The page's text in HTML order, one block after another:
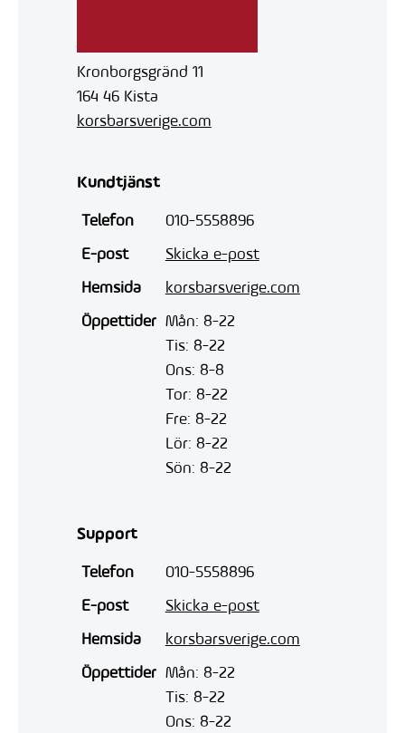
Kronborgsgränd 11
164 46 Kista
korsbarsverige.com
Kundtjänst
Telefon
010-5558896
E-post
Skicka e-post
Hemsida
korsbarsverige.com
Öppettider Mån: 8-22
Tis: 8-22
Ons: 8-8
Tor: 8-22
Fre: 8-22
Lör: 8-22
Sön: 8-22
Support
Telefon
010-5558896
E-post
Skicka e-post
Hemsida
korsbarsverige.com
Öppettider Mån: 8-22
Tis: 8-22
Ons: 8-22